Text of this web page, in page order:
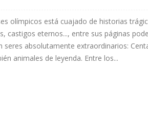
olímpicos está cuajado de historias
castigos eternos..., entre sus páginas
seres absolutamente extraordinarios:
animales de leyenda. Entre los...